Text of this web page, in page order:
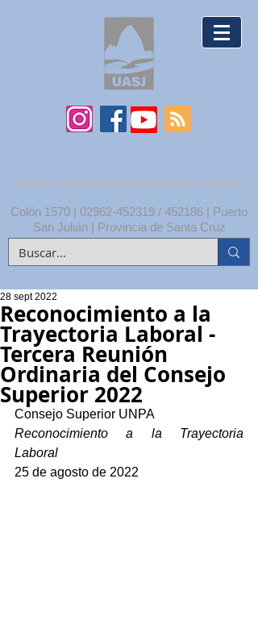
UNPA | UNIDAD ACADÉMICA SAN JULIÁN
Colón 1570 | 02962-452319 / 452186 | Puerto
San Julián | Provincia de Santa Cruz
Reconocimiento a la
Trayectoria Laboral -
Tercera Reunión
Ordinaria del Consejo
Superior 2022
28 sept 2022
Consejo Superior UNPA
Reconocimiento a la Trayectoria
Laboral
25 de agosto de 2022